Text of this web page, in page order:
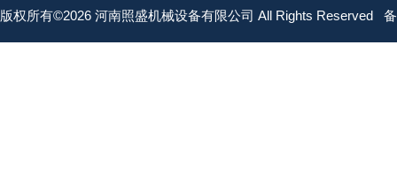
版权所有©2026 河南照盛机械设备有限公司 All Rights Reserved